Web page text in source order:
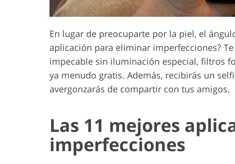
En lugar de preocuparte por la piel, el
aplicación para eliminar imperfecciones?
impecable sin iluminación especial, filtros
ya menudo gratis. Además, recibirás un
avergonzarás de compartir con tus amigos.
Las 11 mejores
imperfecciones